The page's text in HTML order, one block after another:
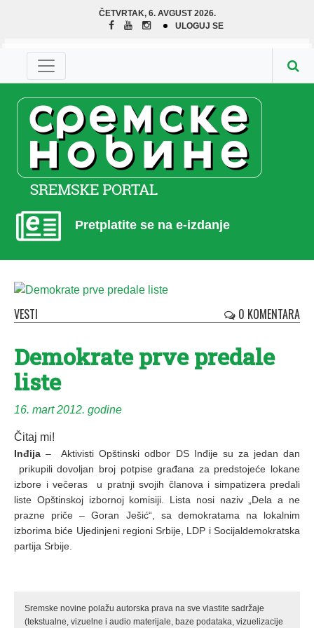
ČETVRTAK, 6. AVGUST 2026.
ULOGUJ SE
Pretplatite se na e-izdanje
VESTI 0 KOMENTARA
Demokrate prve predale
liste
16. mart 2012. godine
Čitaj mi!
Inđija– Aktivisti Opštinski odbor DS Inđije su za jedan dan
prikupili dovoljan broj potpise građana za predstojeće lokane
izbore i večeras u pratnji svojih članova i simpatizera predali
liste Opštinskoj izbornoj komisiji. Lista nosi naziv „Dela a ne
prazne priče – Goran Ješić“, sa demokratama na lokalnim
izborima biće Ujedinjeni regioni Srbije, LDP i Socijaldemokratska
partija Srbije.
Sremske novine polažu autorska prava na sve vlastite sadržaje
(tekstualne, vizuelne i audio materijale, baze podataka, vizuelizacije